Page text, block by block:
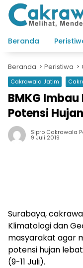
Langsung
konten
Beranda
Beranda Peristiwa
Cakrawala Jatim
BMKG
Potensi
Sipro Cakrawala
9 Juli 2019
Surabaya,
Klimatologi dan
masyarakat agar
potensi hujan
(9-11 Juli).